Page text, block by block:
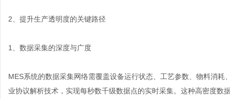
2、提升生产透明度的关键路径
1、数据采集的深度与广度
MES系统的数据采集网络需覆盖设备运行状态、工艺参数、物料消
业协议解析技术，实现每秒数千级数据点的实时采集。这种高密度